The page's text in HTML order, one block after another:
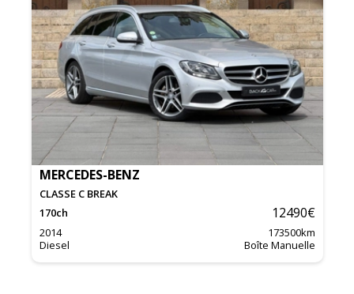
MERCEDES-BENZ
CLASSE C BREAK
170ch 12490€
2014 173500km
Diesel
Boîte Manuelle